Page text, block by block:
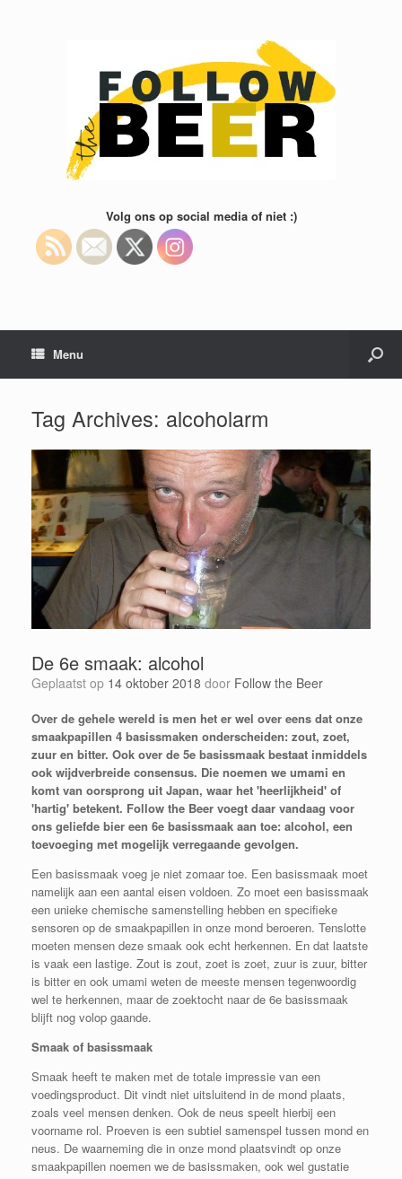
Volg ons op social media of niet :)
Menu
Tag Archives: alcoholarm
De 6e smaak: alcohol
Geplaatst op 14 oktober 2018 door Follow the Beer
Over de gehele wereld is men het er wel over eens dat onze
smaakpapillen 4 basissmaken onderscheiden: zout, zoet,
zuur en bitter. Ook over de 5e basissmaak bestaat inmiddels
ook wijdverbreide consensus. Die noemen we umami en
komt van oorsprong uit Japan, waar het 'heerlijkheid' of
'hartig' betekent. Follow the Beer voegt daar vandaag voor
ons geliefde bier een 6e basissmaak aan toe: alcohol, een
toevoeging met mogelijk verregaande gevolgen.
Een basissmaak voeg je niet zomaar toe. Een basissmaak moet
namelijk aan een aantal eisen voldoen. Zo moet een basissmaak
een unieke chemische samenstelling hebben en specifieke
sensoren op de smaakpapillen in onze mond beroeren. Tenslotte
moeten mensen deze smaak ook echt herkennen. En dat laatste
is vaak een lastige. Zout is zout, zoet is zoet, zuur is zuur, bitter
is bitter en ook umami weten de meeste mensen tegenwoordig
wel te herkennen, maar de zoektocht naar de 6e basissmaak
blijft nog volop gaande.
Smaak of basissmaak
Smaak heeft te maken met de totale impressie van een
voedingsproduct. Dit vindt niet uitsluitend in de mond plaats,
zoals veel mensen denken. Ook de neus speelt hierbij een
voorname rol. Proeven is een subtiel samenspel tussen mond en
neus. De waarneming die in onze mond plaatsvindt op onze
smaakpapillen noemen we de basissmaken, ook wel gustatie